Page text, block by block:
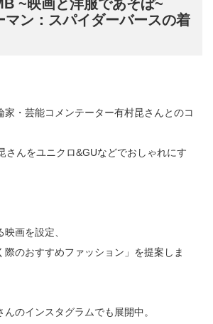
~映画と洋服であそぼ~
マン：スパイダーバースの着
家・芸能コメンテーター有村昆さんとのコ
さんをユニクロ&GUなどでおしゃれにす
画を設定、
際のおすすめファッション」を提案しま
のインスタグラムでも展開中。